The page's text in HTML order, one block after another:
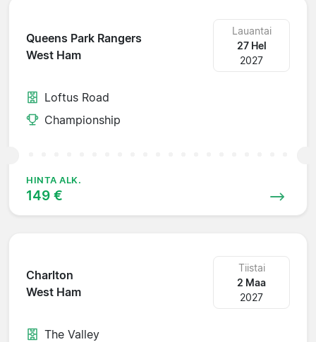
Queens Park Rangers
West Ham
Lauantai
27 Hel
2027
Loftus Road
Championship
HINTA ALK.
149 €
Charlton
West Ham
Tiistai
2 Maa
2027
The Valley